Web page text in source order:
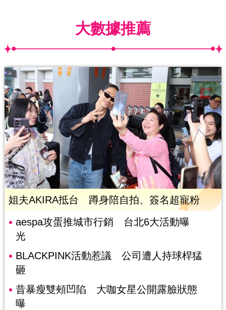
大數據推薦
姐夫AKIRA抵台 蹲身陪自拍、簽名超寵粉
aespa攻蛋推城市行銷 台北6大活動曝
光
BLACKPINK活動惹議 公司遭人持球桿猛
砸
昔暴瘦雙頰凹陷 大咖女星公開露臉狀態
曝